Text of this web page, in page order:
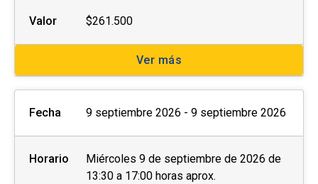
Valor $261.500
Ver más
Fecha 9 septiembre 2026 - 9 septiembre 2026
Horario
Miércoles 9 de septiembre de 2026 de
13:30 a 17:00 horas aprox.